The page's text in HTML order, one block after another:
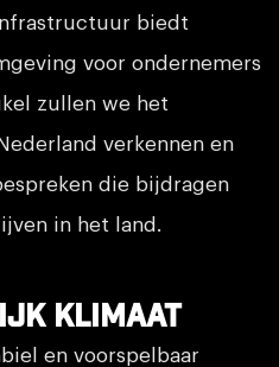
biedt
voor ondernemers
zullen we het
verkennen en
die bijdragen
in het land.
klimaat
en voorspelbaar